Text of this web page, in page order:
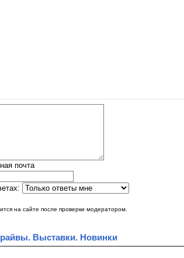
почта
на сайте после проверки модератором.
Выставки. Новинки